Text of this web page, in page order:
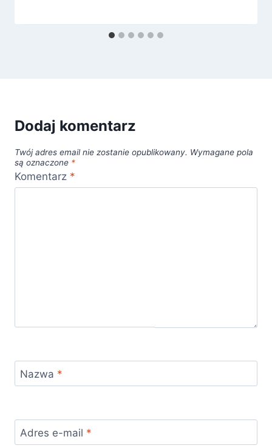
Dodaj komentarz
Twój adres email nie zostanie opublikowany. Wymagane pola
są oznaczone *
Komentarz *
Nazwa *
Adres e-mail *